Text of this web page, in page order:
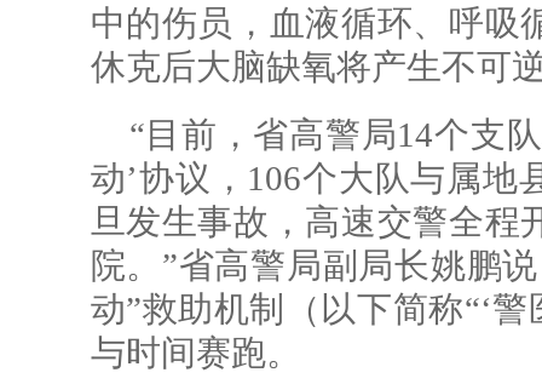
中的伤员，血液循环、呼吸
休克后大脑缺氧将产生不可
“目前，省高警局14个支
动’协议，106个大队与属
旦发生事故，高速交警全程
院。”省高警局副局长姚鹏
动”救助机制（以下简称“‘
与时间赛跑。